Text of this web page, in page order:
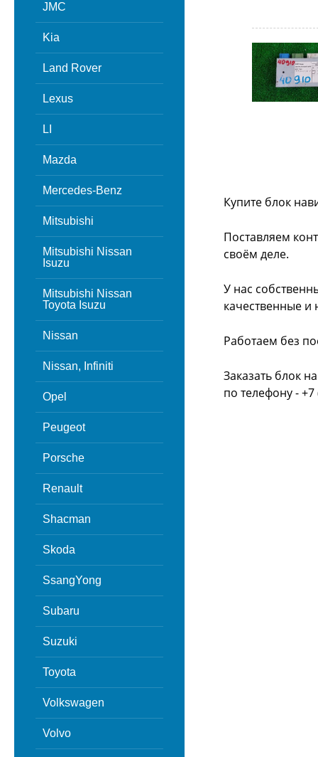
JMC
Kia
Land Rover
Lexus
LI
Mazda
Mercedes-Benz
Mitsubishi
Mitsubishi Nissan
Isuzu
Mitsubishi Nissan
Toyota Isuzu
Nissan
Nissan, Infiniti
Opel
Peugeot
Porsche
Renault
Shacman
Skoda
SsangYong
Subaru
Suzuki
Toyota
Volkswagen
Volvo
Купите блок
Поставляем
своём деле.
У нас
качественные и
Работаем без
Заказать блок
по телефону -